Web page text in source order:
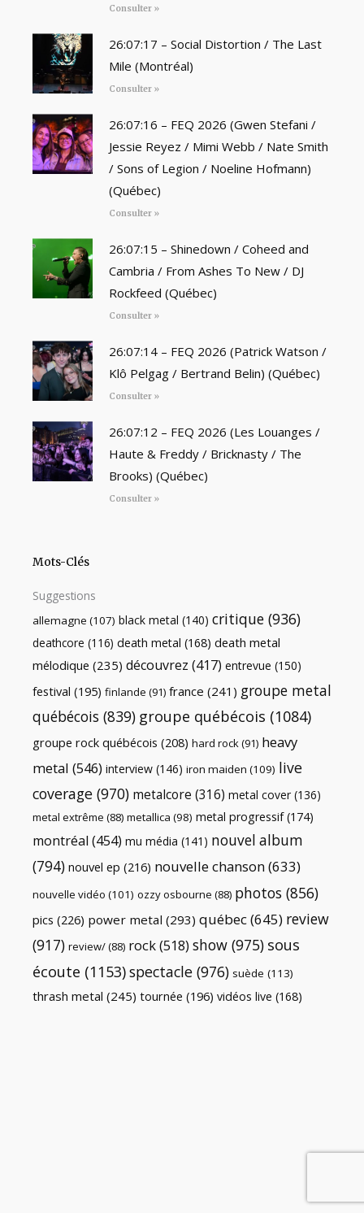
Consulter »
26:07:17 – Social Distortion / The Last
Mile (Montréal)
Consulter »
26:07:16 – FEQ 2026 (Gwen Stefani /
Jessie Reyez / Mimi Webb / Nate Smith
/ Sons of Legion / Noeline Hofmann)
(Québec)
Consulter »
26:07:15 – Shinedown / Coheed and
Cambria / From Ashes To New / DJ
Rockfeed (Québec)
Consulter »
26:07:14 – FEQ 2026 (Patrick Watson /
Klô Pelgag / Bertrand Belin) (Québec)
Consulter »
26:07:12 – FEQ 2026 (Les Louanges /
Haute & Freddy / Bricknasty / The
Brooks) (Québec)
Consulter »
Mots-Clés
Suggestions
allemagne (107) black metal (140) critique (936)
deathcore (116) death metal (168) death metal
mélodique (235) découvrez (417) entrevue (150)
festival (195) finlande (91) france (241) groupe metal
québécois (839) groupe québécois (1084)
groupe rock québécois (208) hard rock(91) heavy
metal (546) interview (146) iron maiden (109) live
coverage (970) metalcore (316) metal cover (136)
metal extrême (88) metallica (98) metal progressif(174)
montréal (454) mu média (141) nouvel album
(794) nouvel ep (216) nouvelle chanson(633)
nouvelle vidéo (101) ozzy osbourne (88) photos (856)
pics (226) power metal (293) québec(645) review
(917) review/(88) rock(518) show (975) sous
écoute (1153)spectacle (976) suède (113)
thrash metal (245) tournée (196) vidéos live (168)